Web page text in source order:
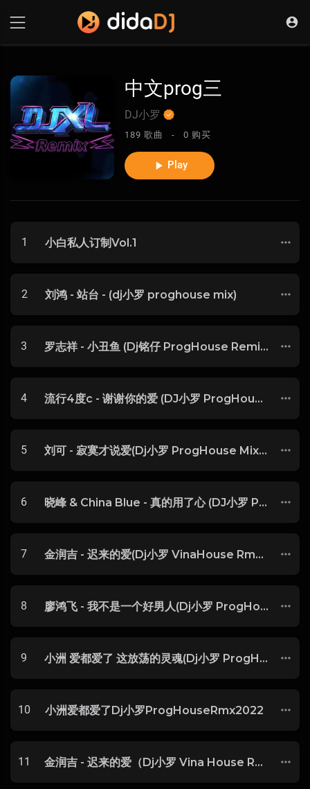
中文prog三
DJ小罗
189 歌曲 - 0 购买
Play
1 小白私人订制Vol.1
2 刘鸿 - 站台 - (dj小罗 proghouse mix)
3 罗志祥 - 小丑鱼 (Dj铭仔 ProgHouse Remix)
4 流行4度c - 谢谢你的爱 (DJ小罗 ProgHouse Rmx 2024)
5 刘可 - 寂寞才说爱(Dj小罗 ProgHouse Mix国语男)
6 晓峰 & China Blue - 真的用了心 (DJ小罗 ProgHouse 2024)无心睡眠鼓
7 金润吉 - 迟来的爱(Dj小罗 VinaHouse Rmx 2023 Dj沙皇订制)
8 廖鸿飞 - 我不是一个好男人(Dj小罗 ProgHouse Mix)-玖零DJ整理♪♫
9 小洲 爱都爱了 这放荡的灵魂(Dj小罗 ProgHouse Mix 国语男)
10 小洲爱都爱了Dj小罗ProgHouseRmx2022
11 金润吉 - 迟来的爱（Dj小罗 Vina House Remix)